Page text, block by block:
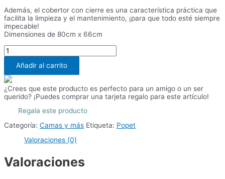
Además, el cobertor con cierre es una característica práctica que
facilita la limpieza y el mantenimiento, ¡para que todo esté siempre
impecable!
Dimensiones de 80cm x 66cm
Cama
para
Sillón
Popet
cantidad
Añadir al carrito
¿Crees que este producto es perfecto para un amigo o un ser
querido? ¡Puedes comprar una tarjeta regalo para este artículo!
Regala este producto
Categoría: Camas y más Etiqueta: Popet
Valoraciones (0)
Valoraciones